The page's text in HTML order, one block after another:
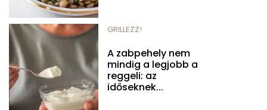
GRILLEZZ!
A zabpehely nem
mindig a legjobb a
reggeli: az
időseknek...